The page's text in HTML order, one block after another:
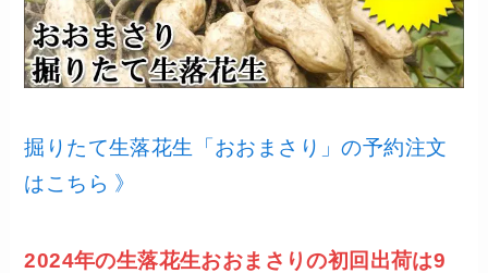
掘りたて生落花生「おおまさり」の予約注文
はこちら 》
2024年の生落花生おおまさりの初回出荷は9